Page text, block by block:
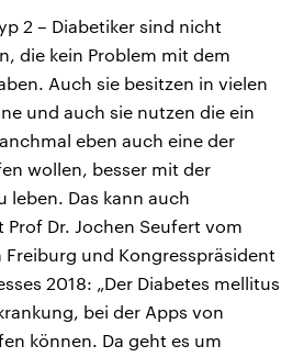
2 – Diabetiker sind nicht
die kein Problem mit dem
Auch sie besitzen in vielen
und auch sie nutzen die ein
eben auch eine der
wollen, besser mit der
leben. Das kann auch
Dr. Jochen Seufert vom
und Kongresspräsident
2018: „Der Diabetes mellitus
bei der Apps von
können. Da geht es um